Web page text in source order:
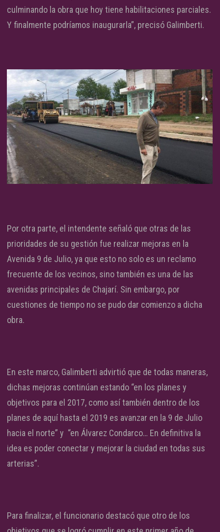
culminando la obra que hoy tiene habilitaciones parciales.
Y finalmente podríamos inaugurarla”, precisó Galimberti.
Por otra parte, el intendente señaló que otras de las
prioridades de su gestión fue realizar mejoras en la
Avenida 9 de Julio, ya que esto no solo es un reclamo
frecuente de los vecinos, sino también es una de las
avenidas principales de Chajarí. Sin embargo, por
cuestiones de tiempo no se pudo dar comienzo a dicha
obra.
En este marco, Galimberti advirtió que de todas maneras,
dichas mejoras continúan estando “en los planes y
objetivos para el 2017, como así también dentro de los
planes de aquí hasta el 2019 es avanzar en la 9 de Julio
hacia el norte” y “en Álvarez Condarco… En definitiva la
idea es poder conectar y mejorar la ciudad en todas sus
arterias”.
Para finalizar, el funcionario destacó que otro de los